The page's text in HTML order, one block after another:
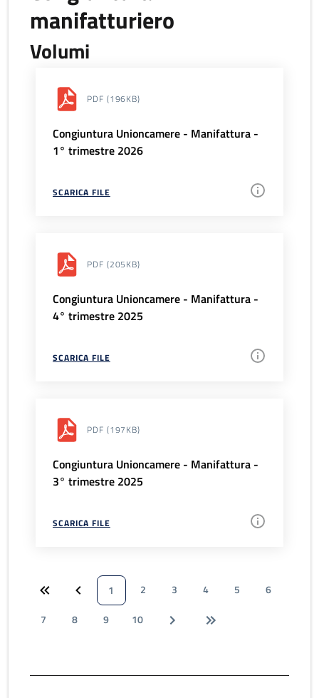
manifatturiero
Volumi
PDF (196KB)
Congiuntura Unioncamere - Manifattura -
1° trimestre 2026
SCARICA FILE
PDF (205KB)
Congiuntura Unioncamere - Manifattura -
4° trimestre 2025
SCARICA FILE
PDF (197KB)
Congiuntura Unioncamere - Manifattura -
3° trimestre 2025
SCARICA FILE
1 2 3 4 5
6
7
8 9 10